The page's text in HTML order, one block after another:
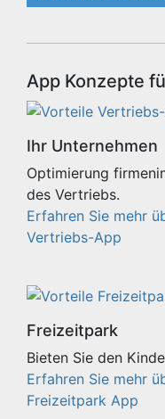
App Konzepte
Ihr Unternehmen
Optimierung
des Vertriebs.
Erfahren Sie mehr
Vertriebs-App
Freizeitpark
Bieten Sie den
Erfahren Sie mehr
Freizeitpark App